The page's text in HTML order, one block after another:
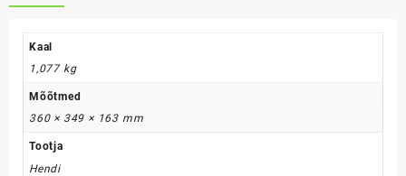
kogus
Kaal
1,077 kg
Mõõtmed
360 × 349 × 163 mm
Tootja
Hendi